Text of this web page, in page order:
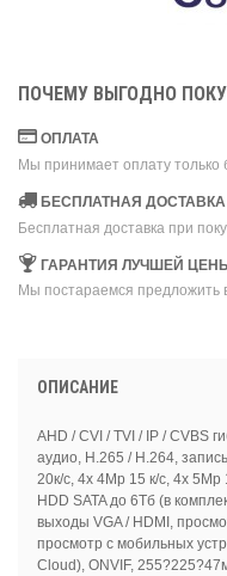
ПОЧЕМУ ВЫГОДНО
ОПЛАТА
Мы принимает оплату только
БЕСПЛАТНАЯ ДОСТАВКА
Бесплатная доставка при
ГАРАНТИЯ ЛУЧШЕЙ
Мы постараемся предложить
ОПИСАНИЕ
AHD / CVI / TVI / IP / CVBS
аудио, H.265 / H.264,
20к/с, 4x 4Mp 15 к/с, 4x
HDD SATA до 6Тб (в
выходы VGA / HDMI,
просмотр с мобильных
Cloud), ONVIF,